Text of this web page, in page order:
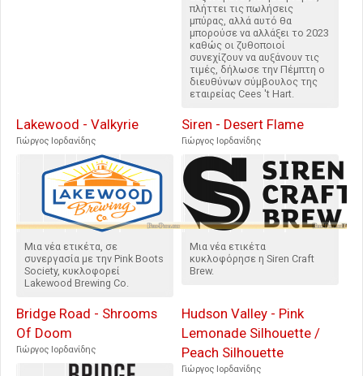
πλήττει τις πωλήσεις
μπύρας, αλλά αυτό θα
μπορούσε να αλλάξει το 2023
καθώς οι ζυθοποιοί
συνεχίζουν να αυξάνουν τις
τιμές, δήλωσε την Πέμπτη ο
διευθύνων σύμβουλος της
εταιρείας Cees 't Hart.
Lakewood - Valkyrie
Γιώργος Ιορδανίδης
Μια νέα ετικέτα, σε
συνεργασία με την Pink Boots
Society, κυκλοφορεί
Lakewood Brewing Co.
Siren - Desert Flame
Γιώργος Ιορδανίδης
Μια νέα ετικέτα
κυκλοφόρησε η Siren Craft
Brew.
Bridge Road - Shrooms
Of Doom
Γιώργος Ιορδανίδης
Hudson Valley - Pink
Lemonade Silhouette /
Peach Silhouette
Γιώργος Ιορδανίδης